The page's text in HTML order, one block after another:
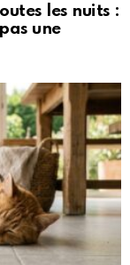
les nuits :
une